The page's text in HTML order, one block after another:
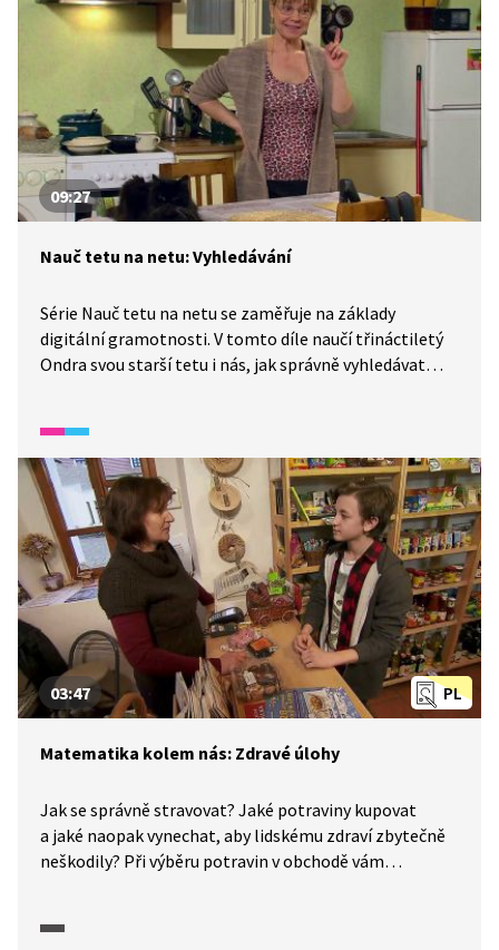
09:27
Nauč tetu na netu: Vyhledávání
Série Nauč tetu na netu se zaměřuje na základy
digitální gramotnosti. V tomto díle naučí třináctiletý
Ondra svou starší tetu i nás, jak správně vyhledávat
PL
03:47
Matematika kolem nás: Zdravé úlohy
Jak se správně stravovat? Jaké potraviny kupovat
a jaké naopak vynechat, aby lidskému zdraví zbytečně
neškodily? Při výběru potravin v obchodě vám
na video a vypočtěte úlohy, které jsou pro vás